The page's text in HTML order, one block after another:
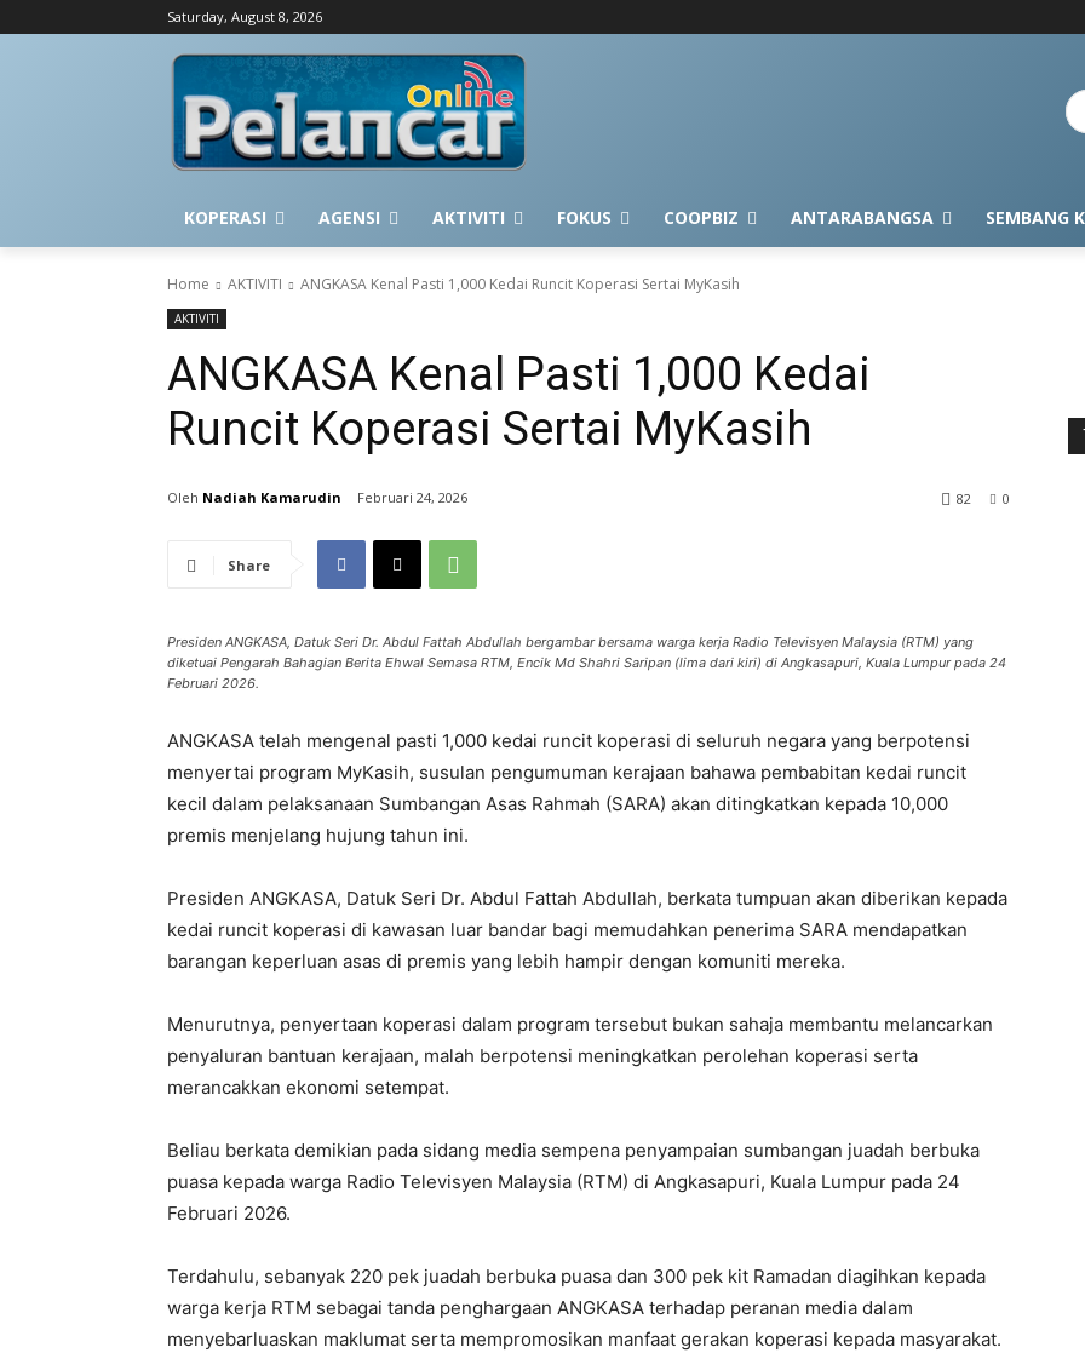
Saturday, August 8, 2026
KOPERASI AGENSI AKTIVITI FOKUS COOPBIZ ANTARABANGSA SEMBANG
Home AKTIVITI ANGKASA Kenal Pasti 1,000 Kedai Runcit Koperasi Sertai MyKasih
AKTIVITI
ANGKASA Kenal Pasti 1,000 Kedai
Runcit Koperasi Sertai MyKasih
Nadiah Kamarudin Februari 24, 2026 0
82
Share
Presiden ANGKASA, Datuk Seri Dr. Abdul Fattah Abdullah bergambar bersama warga kerja Radio Televisyen Malaysia (RTM) yang
diketuai Pengarah Bahagian Berita Ehwal Semasa RTM, Encik Md Shahri Saripan (lima dari kiri) di Angkasapuri, Kuala Lumpur pada 24
Februari 2026.
ANGKASA telah mengenal pasti 1,000 kedai runcit koperasi di seluruh negara yang berpotensi
menyertai program MyKasih, susulan pengumuman kerajaan bahawa pembabitan kedai runcit
kecil dalam pelaksanaan Sumbangan Asas Rahmah (SARA) akan ditingkatkan kepada 10,000
premis menjelang hujung tahun ini.
Presiden ANGKASA, Datuk Seri Dr. Abdul Fattah Abdullah, berkata tumpuan akan diberikan kepada
kedai runcit koperasi di kawasan luar bandar bagi memudahkan penerima SARA mendapatkan
barangan keperluan asas di premis yang lebih hampir dengan komuniti mereka.
Menurutnya, penyertaan koperasi dalam program tersebut bukan sahaja membantu melancarkan
penyaluran bantuan kerajaan, malah berpotensi meningkatkan perolehan koperasi serta
merancakkan ekonomi setempat.
Beliau berkata demikian pada sidang media sempena penyampaian sumbangan juadah berbuka
puasa kepada warga Radio Televisyen Malaysia (RTM) di Angkasapuri, Kuala Lumpur pada 24
Februari 2026.
Terdahulu, sebanyak 220 pek juadah berbuka puasa dan 300 pek kit Ramadan diagihkan kepada
warga kerja RTM sebagai tanda penghargaan ANGKASA terhadap peranan media dalam
menyebarluaskan maklumat serta mempromosikan manfaat gerakan koperasi kepada masyarakat.